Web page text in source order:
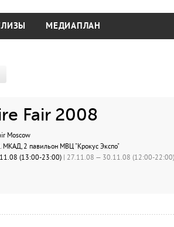
МЕДИАПЛАН
Fair 2008
Moscow
МКАД, 2 павильон МВЦ "Крокус Экспо"
(13:00-23:00) | 27.11.08 — 30.11.08 (12:00-